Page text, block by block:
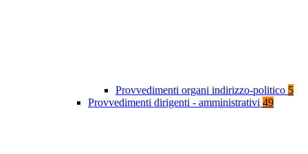
Provvedimenti organi indirizzo-politico 5
Provvedimenti dirigenti - amministrativi 49